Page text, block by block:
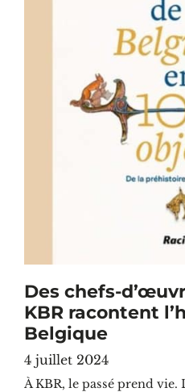
Des chefs-
KBR racontent
Belgique
4 juillet 2024
À KBR, le passé prend